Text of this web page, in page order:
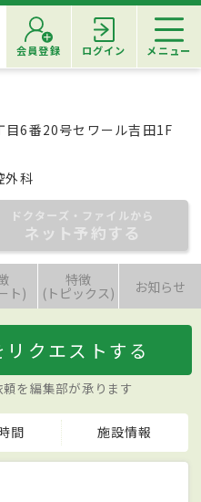
会員登録 ログイン メニュー
6番20号セワール吉田1F
外科
ドクターズ・ファイルから
ネット予約する
ト)
特徴
(トピックス) お知らせ
クエストする
を編集部が承ります
間 施設情報